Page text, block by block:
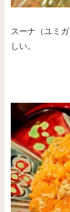
スーナ（ユミ
しい。